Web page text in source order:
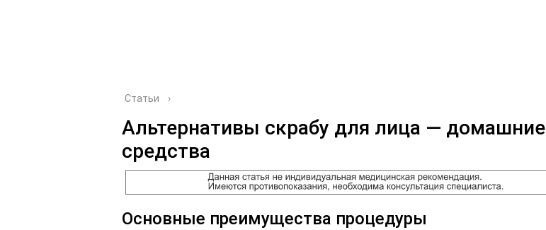
Статьи ›
Альтернативы скрабу для лица — домашние
средства
Основные преимущества процедуры